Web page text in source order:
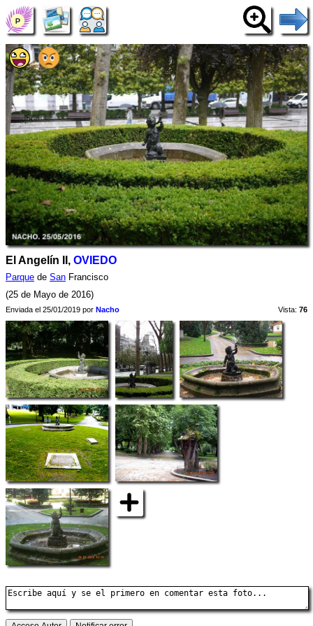
El Angelín II, OVIEDO
Parque de San Francisco
(25 de Mayo de 2016)
Enviada el 25/01/2019 por Nacho Vista: 76